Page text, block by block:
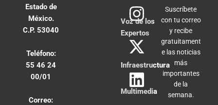
Estado de
México.
C.P. 53040
Teléfono:
55 46 24
00/01
Correo:
Voz de los
Expertos
Infraestructura
Multimedia
Suscríbete
con tu correo
y recibe
gratuitament
e las noticias
más
importantes
de la
semana.